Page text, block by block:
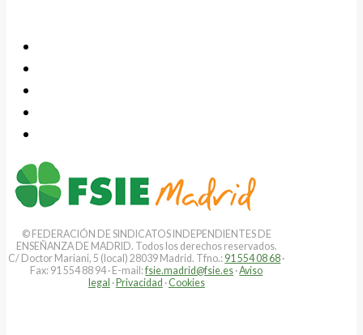
© FEDERACIÓN DE SINDICATOS INDEPENDIENTES DE
ENSEÑANZA DE MADRID. Todos los derechos reservados.
C/ Doctor Mariani, 5 (local) 28039 Madrid. Tfno.: 91 554 08 68 ·
Fax: 91 554 88 94 · E-mail:fsie.madrid@fsie.es ·Aviso
legal · Privacidad · Cookies